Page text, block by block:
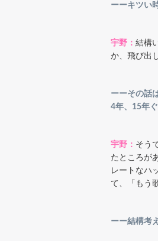
ーーキツい
宇野： 結構
か、飛び出
ーーその話
4年、15年
宇野： そう
たところが
レートなハ
て、「もう
ーー結構考